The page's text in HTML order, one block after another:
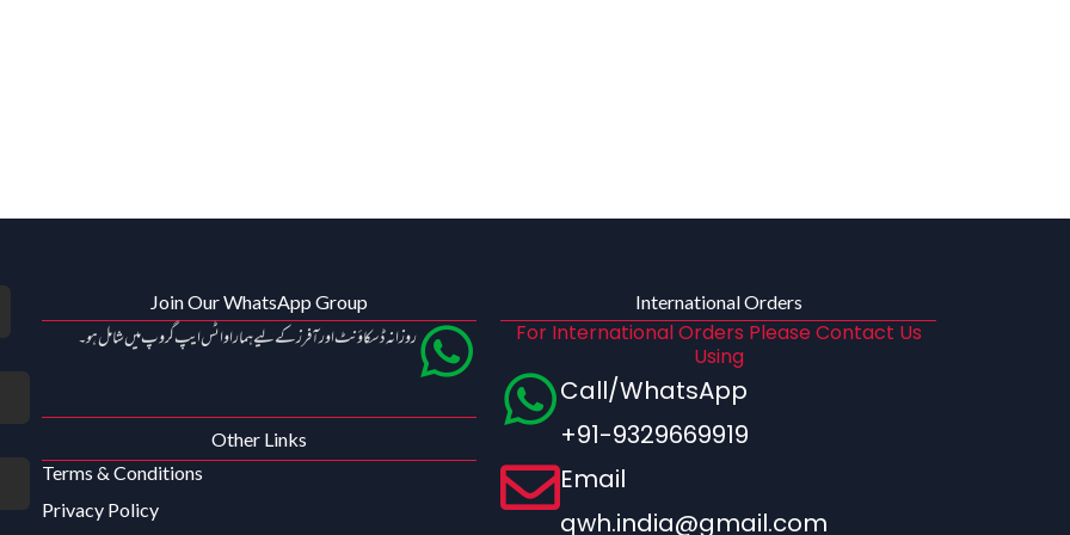
Join Our WhatsApp Group
روزانہ ڈسکاؤنٹ اور آفرز کے لیے ہمارا واٹس ایپ گروپ میں شامل ہو۔
Other Links
Terms & Conditions
Privacy Policy
International Orders
For International Orders Please Contact Us
Using
Call/WhatsApp
+91-9329669919
Email
qwh.india@gmail.com